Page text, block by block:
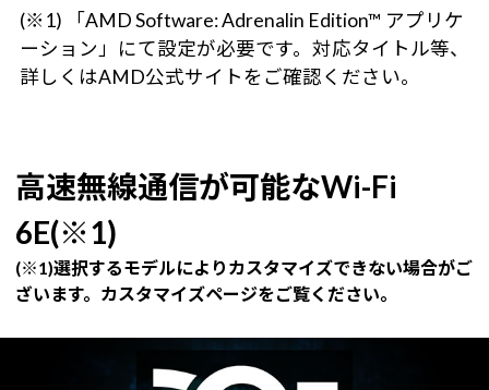
(※1) 「AMD Software: Adrenalin Edition™ アプリケ
ーション」にて設定が必要です。対応タイトル等、
詳しくはAMD公式サイトをご確認ください。
高速無線通信が可能なWi-Fi
6E(※1)
(※1)選択するモデルによりカスタマイズできない場合がご
ざいます。カスタマイズページをご覧ください。